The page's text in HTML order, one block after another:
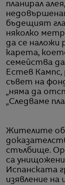
планирал
бъдещият
няколко
да се наложи
карета,
семейства
Естев
съвет на
„няма да
„Следваме
Жителите
стълбище.
са
Испанската
изявление